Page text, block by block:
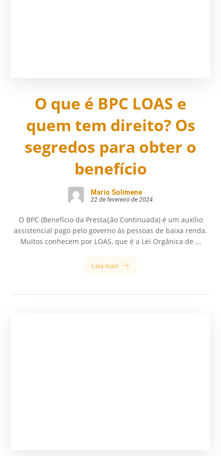
O que é BPC LOAS e
quem tem direito? Os
segredos para obter o
benefício
Mario Solimene
22 de fevereiro de 2024
O BPC (Benefício da Prestação Continuada) é um auxílio
assistencial pago pelo governo às pessoas de baixa renda.
Muitos conhecem por LOAS, que é a Lei Orgânica de ...
Leia mais